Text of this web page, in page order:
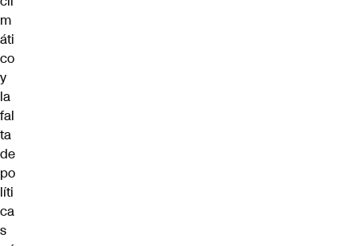
m
áti
co
y
la
fal
ta
de
po
líti
ca
s